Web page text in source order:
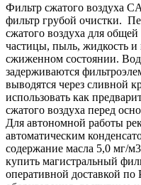
Фильтр сжатого
фильтр грубой очистки.
сжатого воздуха для
частицы, пыль, жидкость и
сжиженном состоянии.
задерживаются
выводятся через сливной
использовать как
сжатого воздуха перед
Для автономной работы
автоматическим
содержание масла 5,0 мг/
купить магистральный
оперативной доставкой